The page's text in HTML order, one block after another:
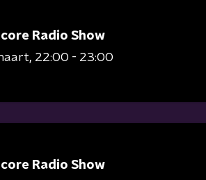
Radio Show
22:00 - 23:00
Radio Show